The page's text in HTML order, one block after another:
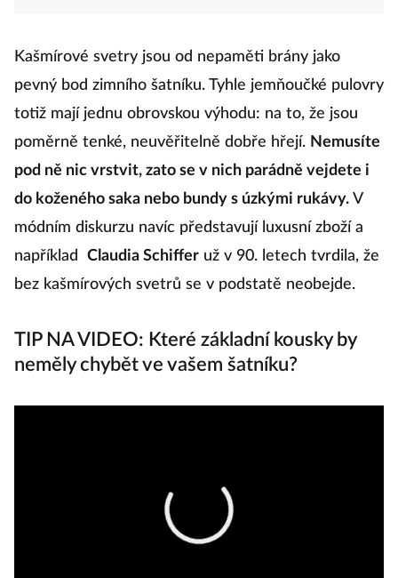
Kašmírové svetry jsou od nepaměti brány jako
pevný bod zimního šatníku. Tyhle jemňoučké pulovry
totiž mají jednu obrovskou výhodu: na to, že jsou
poměrně tenké, neuvěřitelně dobře hřejí. Nemusíte
pod ně nic vrstvit, zato se v nich parádně vejdete i
do koženého saka nebo bundy s úzkými rukávy. V
módním diskurzu navíc představují luxusní zboží a
například
Claudia Schifferuž v 90. letech tvrdila, že
bez kašmírových svetrů se v podstatě neobejde.
TIP NA VIDEO: Které základní kousky by
neměly chybět ve vašem šatníku?